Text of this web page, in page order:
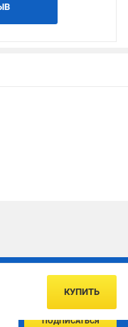
КУПИТЬ
первым об акцияx и
ПОДПИСАТЬСЯ